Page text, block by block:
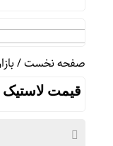
صفحه نخست/
قیمت لاستیک